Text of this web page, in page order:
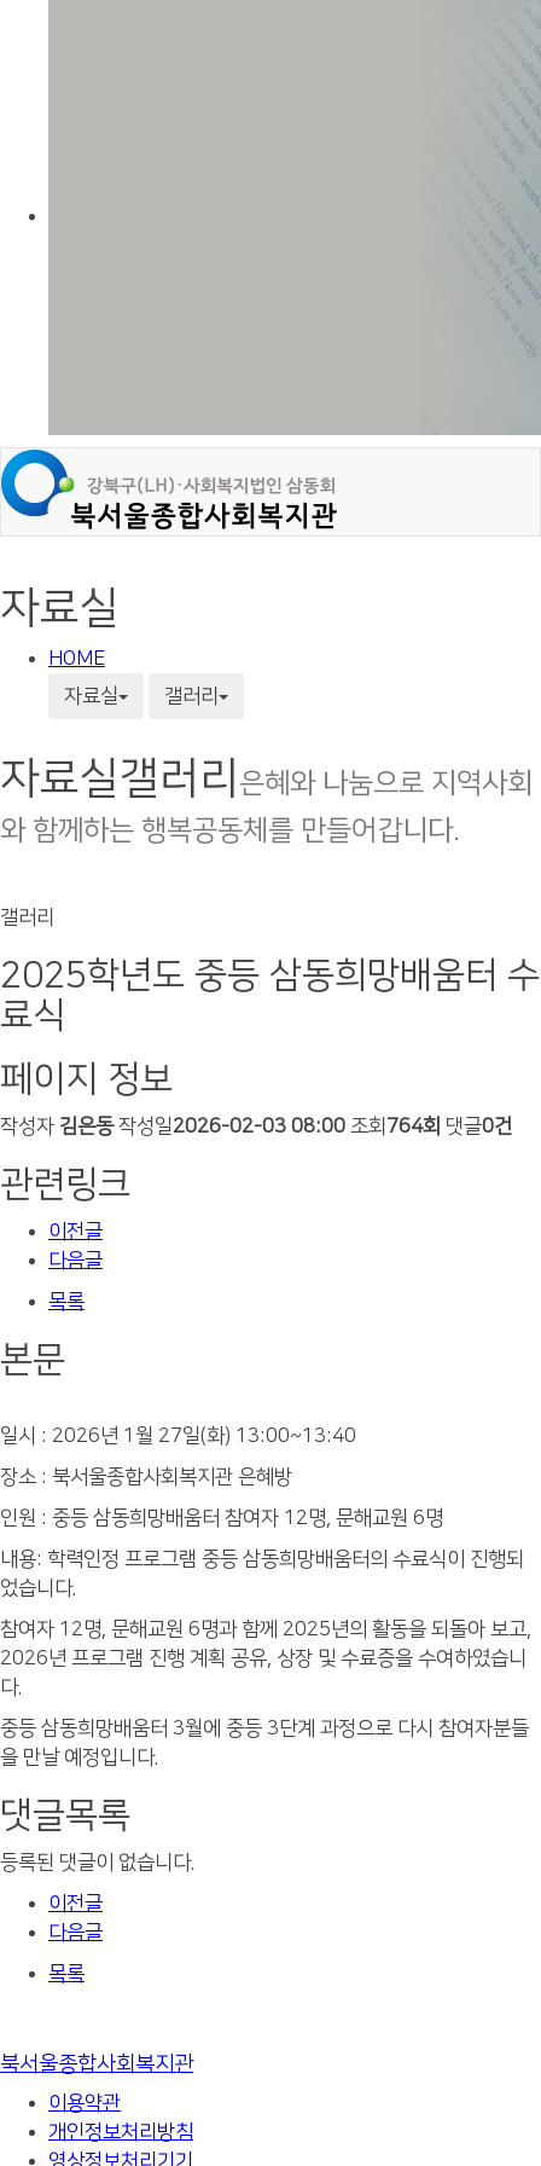
자료실
HOME
자료실
갤러리
자료실갤러리 은혜와 나눔으로 지역사회
와 함께하는 행복공동체를 만들어갑니다.
갤러리
2025학년도 중등 삼동희망배움터 수
료식
페이지 정보
작성자 김은동 작성일2026-02-03 08:00 조회 764회 댓글0건
관련링크
이전글
다음글
목록
본문
일시 : 2026년 1월 27일(화) 13:00~13:40
장소 : 북서울종합사회복지관 은혜방
인원 : 중등 삼동희망배움터 참여자 12명, 문해교원 6명
내용: 학력인정 프로그램 중등 삼동희망배움터의 수료식이 진행되
었습니다.
참여자 12명, 문해교원 6명과 함께 2025년의 활동을 되돌아 보고,
2026년 프로그램 진행 계획 공유, 상장 및 수료증을 수여하였습니
다.
중등 삼동희망배움터 3월에 중등 3단계 과정으로 다시 참여자분들
을 만날 예정입니다.
댓글목록
등록된 댓글이 없습니다.
이전글
다음글
목록
북서울종합사회복지관
이용약관
개인정보처리방침
영상정보처리기기